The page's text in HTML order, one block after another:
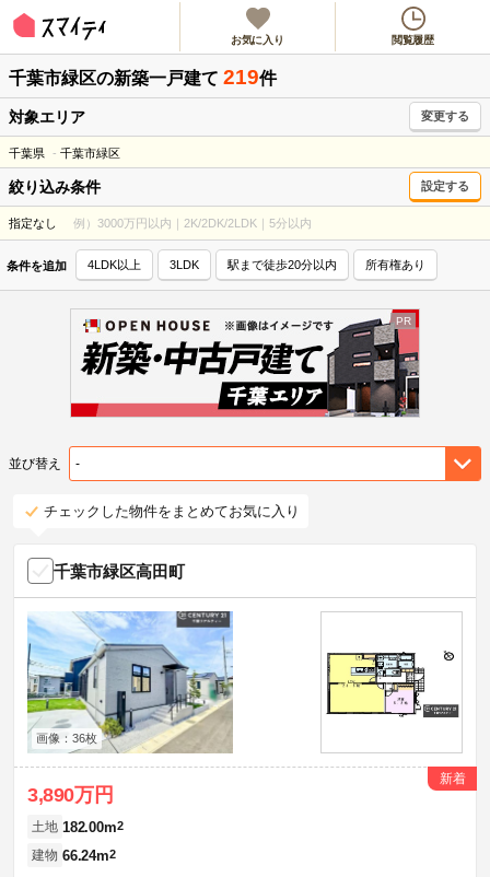
お気に入り 閲覧履歴
千葉市緑区の新築一戸建て 219件
対象エリア 変更する
千葉県 千葉市緑区
絞り込み条件 設定する
指定なし 例）3000万円以内｜2K/2DK/2LDK｜5分以内
条件を追加 4LDK以上 3LDK 駅まで徒歩20分以内 所有権あり
並び替え
チェックした物件をまとめてお気に入り
千葉市緑区高田町
画像：36枚
3,890万円
新着
土地 182.00m2
建物 66.24m2